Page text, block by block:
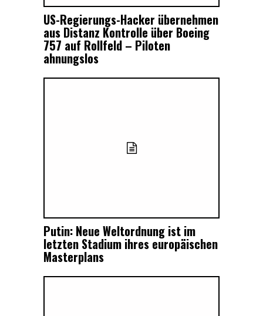
US-Regierungs-Hacker übernehmen
aus Distanz Kontrolle über Boeing
757 auf Rollfeld – Piloten
ahnungslos
Putin: Neue Weltordnung ist im
letzten Stadium ihres europäischen
Masterplans